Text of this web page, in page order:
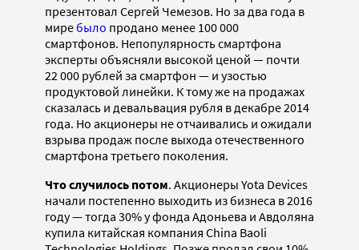
презентовал Сергей Чемезов. Но за два года в
миребыло продано менее 100 000
смартфонов. Непопулярность смартфона
эксперты объясняли высокой ценой — почти
22 000 рублей за смартфон — и узостью
продуктовой линейки. К тому же на продажах
сказалась и девальвация рубля в декабре 2014
года. Но акционеры не отчаивались и ожидали
взрыва продаж после выхода отечественного
смартфона третьего поколения.
Что случилось потом. Акционеры Yota Devices
начали постепенно выходить из бизнеса в 2016
году — тогда 30% у фонда Адоньева и Авдоляна
купила китайская компания China Baoli